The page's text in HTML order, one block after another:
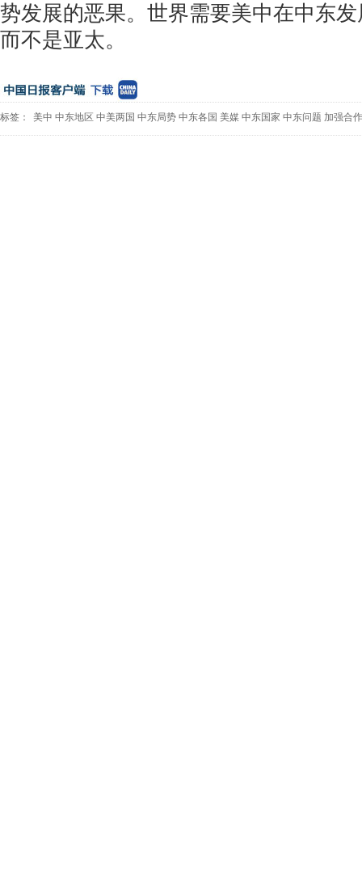
势发展的恶果。世界需要美中在中东
而不是亚太。
标签： 美中 中东地区 中美两国 中东局势 中东各国 美媒 中东国家 中东问题 加强合作